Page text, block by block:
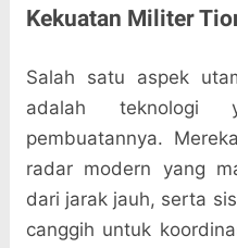
Kekuatan Militer
Salah satu aspek
adalah teknologi
pembuatannya.
radar modern yang
dari jarak jauh, serta
canggih untuk